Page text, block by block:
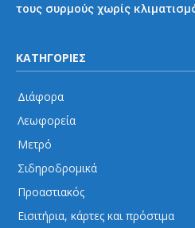
τους συρμούς χωρίς
ΚΑΤΗΓΟΡΙΕΣ
Διάφορα
Λεωφορεία
Μετρό
Σιδηροδρομικά
Προαστιακός
Εισιτήρια, κάρτες και πρόστιμα